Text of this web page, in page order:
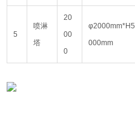
5
喷淋
塔
20
00
0
φ2000mm*H5
000mm